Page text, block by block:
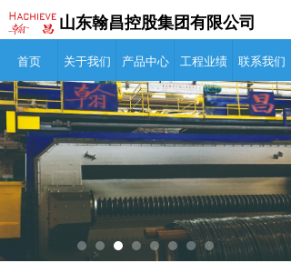
首页
产品中心
工程案例
新闻资讯
联系我们
山东翰昌控股集团有限公司
首页 关于我们 产品中心 工程业绩 联系我们